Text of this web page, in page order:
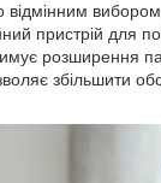
відмінним вибором
пристрій для
розширення
збільшити